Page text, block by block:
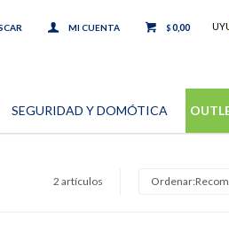
SEGURIDAD Y DOMÓTICA
$0,00
2 artículos